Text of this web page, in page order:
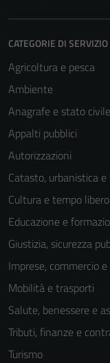
CATEGORIE DI SERVIZIO
Agricoltura e pesca
Ambiente
Anagrafe e stato civile
Appalti pubblici
Autorizzazioni
Catasto, urbanistica e
Cultura e tempo libero
Educazione e
Giustizia, sicurezza
Imprese, commercio e
Mobilità e trasporti
Salute, benessere e
Tributi, finanze e
Turismo